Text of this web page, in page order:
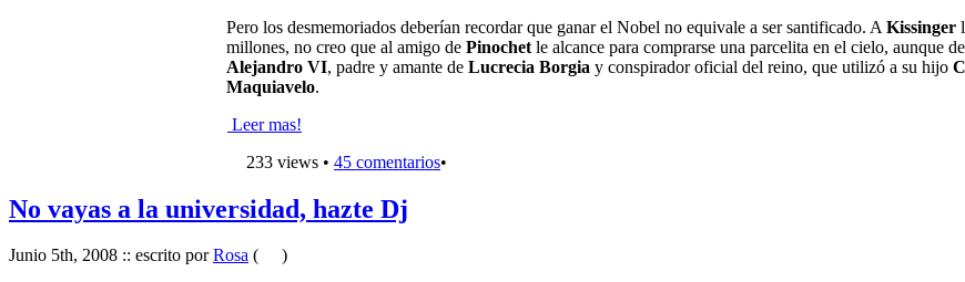
Pero los desmemoriados deberían recordar que ganar el Nobel no equivale a ser santificado. A Kissinger
millones, no creo que al amigo de Pinochet le alcance para comprarse una parcelita en el cielo, aunque
Alejandro VI, padre y amante de Lucrecia Borgia y conspirador oficial del reino, que utilizó a su hijo
Maquiavelo.
Leer mas!
233 views • 45 comentarios•
No vayas a la universidad, hazte Dj
Junio 5th, 2008 :: escrito porRosa (
)